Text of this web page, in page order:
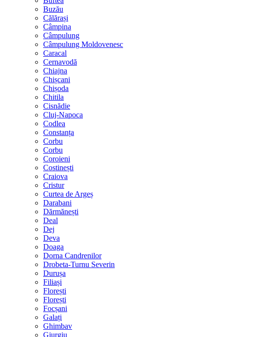
Buzău
Călărași
Câmpina
Câmpulung
Câmpulung Moldovenesc
Caracal
Cernavodă
Chiajna
Chișcani
Chișoda
Chitila
Cisnădie
Cluj-Napoca
Codlea
Constanța
Corbu
Corbu
Coroieni
Costinești
Craiova
Cristur
Curtea de Argeș
Darabani
Dărmănești
Deal
Dej
Deva
Doaga
Dorna Candrenilor
Drobeta-Turnu Severin
Durușa
Filiași
Florești
Florești
Focșani
Galați
Ghimbav
Giurgiu